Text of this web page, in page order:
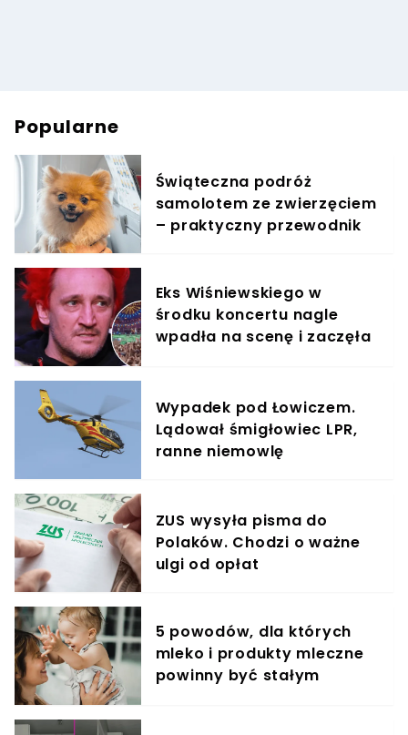
Popularne
Świąteczna podróż
samolotem ze zwierzęciem
– praktyczny przewodnik
Eks Wiśniewskiego w
środku koncertu nagle
wpadła na scenę i zaczęła
Wypadek pod Łowiczem.
Lądował śmigłowiec LPR,
ranne niemowlę
ZUS wysyła pisma do
Polaków. Chodzi o ważne
ulgi od opłat
5 powodów, dla których
mleko i produkty mleczne
powinny być stałym